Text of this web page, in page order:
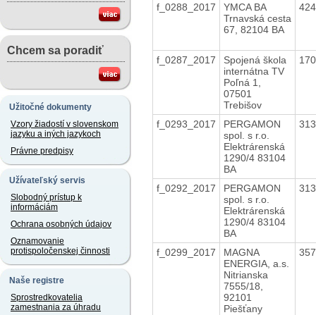
Chcem sa poradiť
Užitočné dokumenty
Vzory žiadostí v slovenskom
jazyku a iných jazykoch
Právne predpisy
Užívateľský servis
Slobodný prístup k
informáciám
Ochrana osobných údajov
Oznamovanie
protispoločenskej činnosti
Naše registre
Sprostredkovatelia
zamestnania za úhradu
f_0288_2017
YMCA BA
Trnavská cesta
67, 82104 BA
f_0287_2017
Spojená škola
internátna TV
Poľná 1,
07501
Trebišov
f_0293_2017
PERGAMON
spol. s r.o.
Elektrárenská
1290/4 83104
BA
f_0292_2017
PERGAMON
spol. s r.o.
Elektrárenská
1290/4 83104
BA
f_0299_2017
MAGNA
ENERGIA, a.s.
Nitrianska
7555/18,
92101
Piešťany